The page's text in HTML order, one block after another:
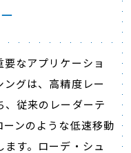
なアプリケーショ
グは、高精度レー
、従来のレーダーテ
ンのような低速移動
す。ローデ・シュ